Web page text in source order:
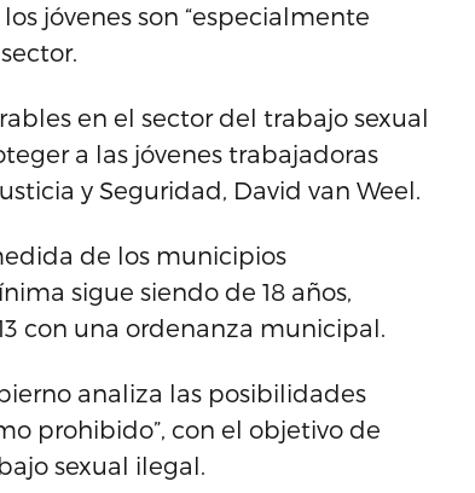
jóvenes son “especialmente
en el sector del trabajo sexual
a las jóvenes trabajadoras
y Seguridad, David van Weel.
de los municipios
sigue siendo de 18 años,
con una ordenanza municipal.
analiza las posibilidades
prohibido”, con el objetivo de
sexual ilegal.